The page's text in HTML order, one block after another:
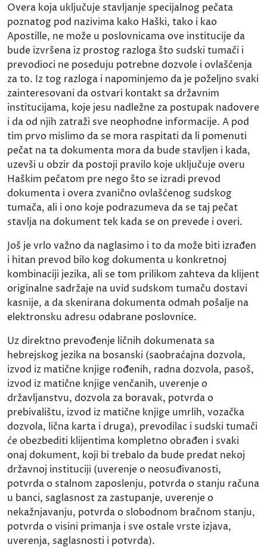
Overa koja uključuje stavljanje specijalnog pečata
poznatog pod nazivima kako Haški, tako i kao
Apostille, ne može u poslovnicama ove institucije da
bude izvršena iz prostog razloga što sudski tumači i
prevodioci ne poseduju potrebne dozvole i ovlašćenja
za to. Iz tog razloga i napominjemo da je poželjno svaki
zainteresovani da ostvari kontakt sa državnim
institucijama, koje jesu nadležne za postupak nadovere
i da od njih zatraži sve neophodne informacije. A pod
tim prvo mislimo da se mora raspitati da li pomenuti
pečat na ta dokumenta mora da bude stavljen i kada,
uzevši u obzir da postoji pravilo koje uključuje overu
Haškim pečatom pre nego što se izradi prevod
dokumenta i overa zvanično ovlašćenog sudskog
tumača, ali i ono koje podrazumeva da se taj pečat
stavlja na dokument tek kada se on prevede i overi.
Još je vrlo važno da naglasimo i to da može biti izrađen
i hitan prevod bilo kog dokumenta u konkretnoj
kombinaciji jezika, ali se tom prilikom zahteva da klijent
originalne sadržaje na uvid sudskom tumaču dostavi
kasnije, a da skenirana dokumenta odmah pošalje na
elektronsku adresu odabrane poslovnice.
Uz direktno prevođenje ličnih dokumenata sa
hebrejskog jezika na bosanski (saobraćajna dozvola,
izvod iz matične knjige rođenih, radna dozvola, pasoš,
izvod iz matične knjige venčanih, uverenje o
državljanstvu, dozvola za boravak, potvrda o
prebivalištu, izvod iz matične knjige umrlih, vozačka
dozvola, lična karta i druga), prevodilac i sudski tumači
će obezbediti klijentima kompletno obrađen i svaki
onaj dokument, koji bi trebalo da bude predat nekoj
državnoj instituciji (uverenje o neosuđivanosti,
potvrda o stalnom zaposlenju, potvrda o stanju računa
u banci, saglasnost za zastupanje, uverenje o
nekažnjavanju, potvrda o slobodnom bračnom stanju,
potvrda o visini primanja i sve ostale vrste izjava,
uverenja, saglasnosti i potvrda).